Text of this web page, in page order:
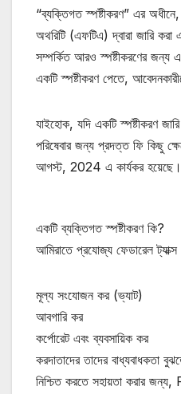
“ব্যক্তিগত স্পষ্টীকরণ” এর অধীনে,
অথরিটি (এফটিএ) দ্বারা জারি করা
সম্পর্কিত আরও স্পষ্টীকরণের জন্য
একটি স্পষ্টীকরণ পেতে,
যাইহোক, যদি একটি স্পষ্টীকরণ
পরিষেবার জন্য প্রদত্ত ফি কিছু
আগস্ট, 2024 এ কার্যকর হয়েছে।
একটি ব্যক্তিগত স্পষ্টীকরণ কি?
আমিরাতে প্রযোজ্য ফেডারেল
মূল্য সংযোজন কর (ভ্যাট)
আবগারি কর
কর্পোরেট এবং ব্যবসায়িক কর
করদাতাদের তাদের বাধ্যবাধকতা
নিশ্চিত করতে সহায়তা করার জন্য,